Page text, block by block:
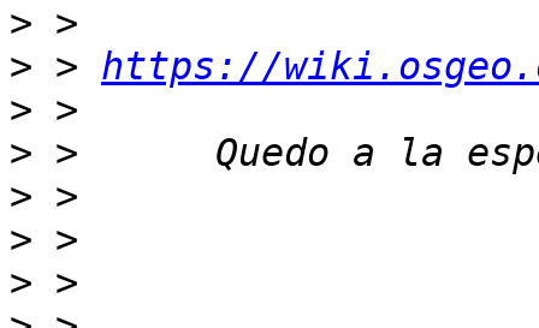
>
> > https://
>
>
>
>
>